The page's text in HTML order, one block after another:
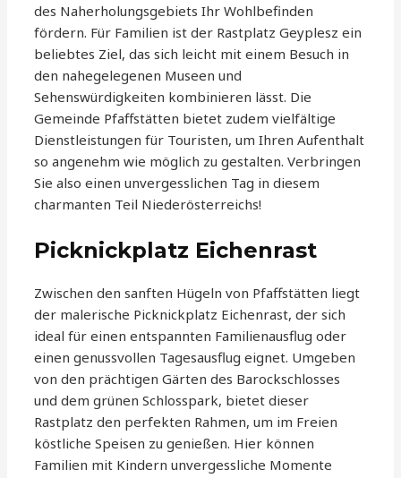
des Naherholungsgebiets Ihr Wohlbefinden
fördern. Für Familien ist der Rastplatz Geyplesz ein
beliebtes Ziel, das sich leicht mit einem Besuch in
den nahegelegenen Museen und
Sehenswürdigkeiten kombinieren lässt. Die
Gemeinde Pfaffstätten bietet zudem vielfältige
Dienstleistungen für Touristen, um Ihren Aufenthalt
so angenehm wie möglich zu gestalten. Verbringen
Sie also einen unvergesslichen Tag in diesem
charmanten Teil Niederösterreichs!
Picknickplatz Eichenrast
Zwischen den sanften Hügeln von Pfaffstätten liegt
der malerische Picknickplatz Eichenrast, der sich
ideal für einen entspannten Familienausflug oder
einen genussvollen Tagesausflug eignet. Umgeben
von den prächtigen Gärten des Barockschlosses
und dem grünen Schlosspark, bietet dieser
Rastplatz den perfekten Rahmen, um im Freien
köstliche Speisen zu genießen. Hier können
Familien mit Kindern unvergessliche Momente